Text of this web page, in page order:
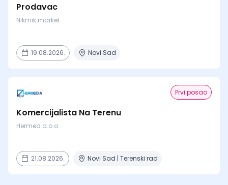
Prodavac
Nikmik market
19.08.2026. Novi Sad
Prvi posao
Komercijalista Na Terenu
Hermed d.o.o.
21.08.2026. Novi Sad | Terenski rad